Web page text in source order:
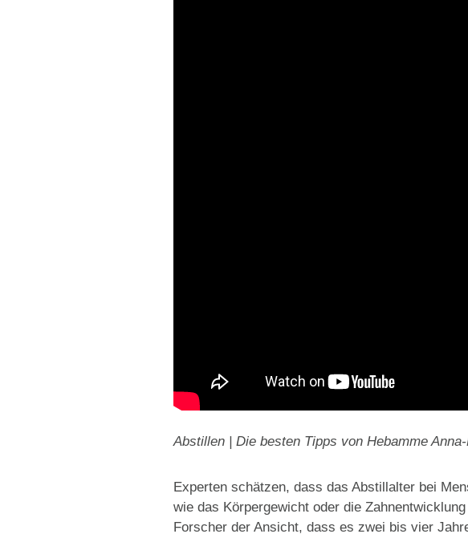
Abstillen | Die besten Tipps von Hebamme
Experten schätzen, dass das Abstillalter bei
wie das Körpergewicht oder die
Forscher der Ansicht, dass es zwei bis vier